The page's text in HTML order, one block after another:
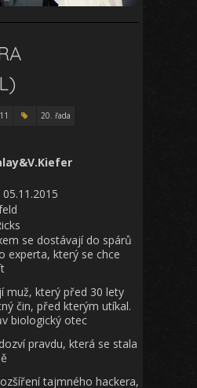
20. řada
05.11.2015
se dostávají do spárů
experta, který se chce
muž, který před 30 lety
čin, před kterým utíkal.
biologický otec
pravdu, která se stala
tajmného hackera,